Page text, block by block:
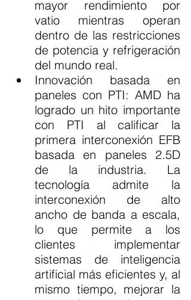
mayor rendimiento por
vatio mientras operan
dentro de las restricciones
de potencia y refrigeración
del mundo real.
Innovación basada en
paneles con PTI: AMD ha
logrado un hito importante
con PTI al calificar la
primera interconexión EFB
basada en paneles 2.5D
de la industria. La
tecnología admite la
interconexión de alto
ancho de banda a escala,
lo que permite a los
clientes implementar
sistemas de inteligencia
artificial más eficientes y, al
mismo tiempo, mejorar la